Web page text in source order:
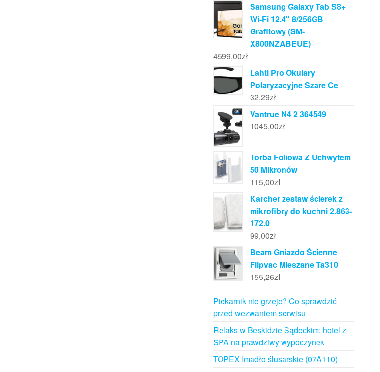
Samsung Galaxy Tab S8+
Wi-Fi 12.4" 8/256GB
Grafitowy (SM-
X800NZABEUE)
4599,00zł
Lahti Pro Okulary
Polaryzacyjne Szare Ce
32,29zł
Vantrue N4 2 364549
1045,00zł
Torba Foliowa Z Uchwytem
50 Mikronów
115,00zł
Karcher zestaw ścierek z
mikrofibry do kuchni 2.863-
172.0
99,00zł
Beam Gniazdo Ścienne
Flipvac Mieszane Ta310
155,26zł
Piekarnik nie grzeje? Co sprawdzić
przed wezwaniem serwisu
Relaks w Beskidzie Sądeckim: hotel z
SPA na prawdziwy wypoczynek
TOPEX Imadło ślusarskie (07A110)